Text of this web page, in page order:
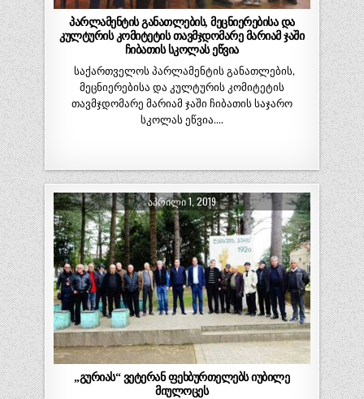
პარლამენტის განათლების, მეცნიერებისა და
კულტურის კომიტეტის თავმჯდომარე მარიამ ჯაში
ჩიბათის სკოლას ეწვია
საქართველოს პარლამენტის განათლების,
მეცნიერებისა და კულტურის კომიტეტის
თავმჯდომარე მარიამ ჯაში ჩიბათის საჯარო
სკოლას ეწვია….
ᲐᲞᲠᲘᲚᲘ 1, 2019
„გურიას“ ვეტერან ფეხბურთელებს იუბილე
მიულოცეს